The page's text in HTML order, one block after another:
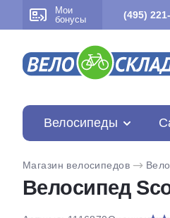
Мои
бонусы
(495)
Велосипеды
Магазин велосипедов
Велосипед